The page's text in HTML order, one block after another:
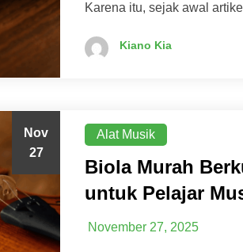
Karena itu, sejak awal
Kiano Kia
Nov
27
Alat Musik
Biola Murah
untuk Pelajar
November 27, 2025